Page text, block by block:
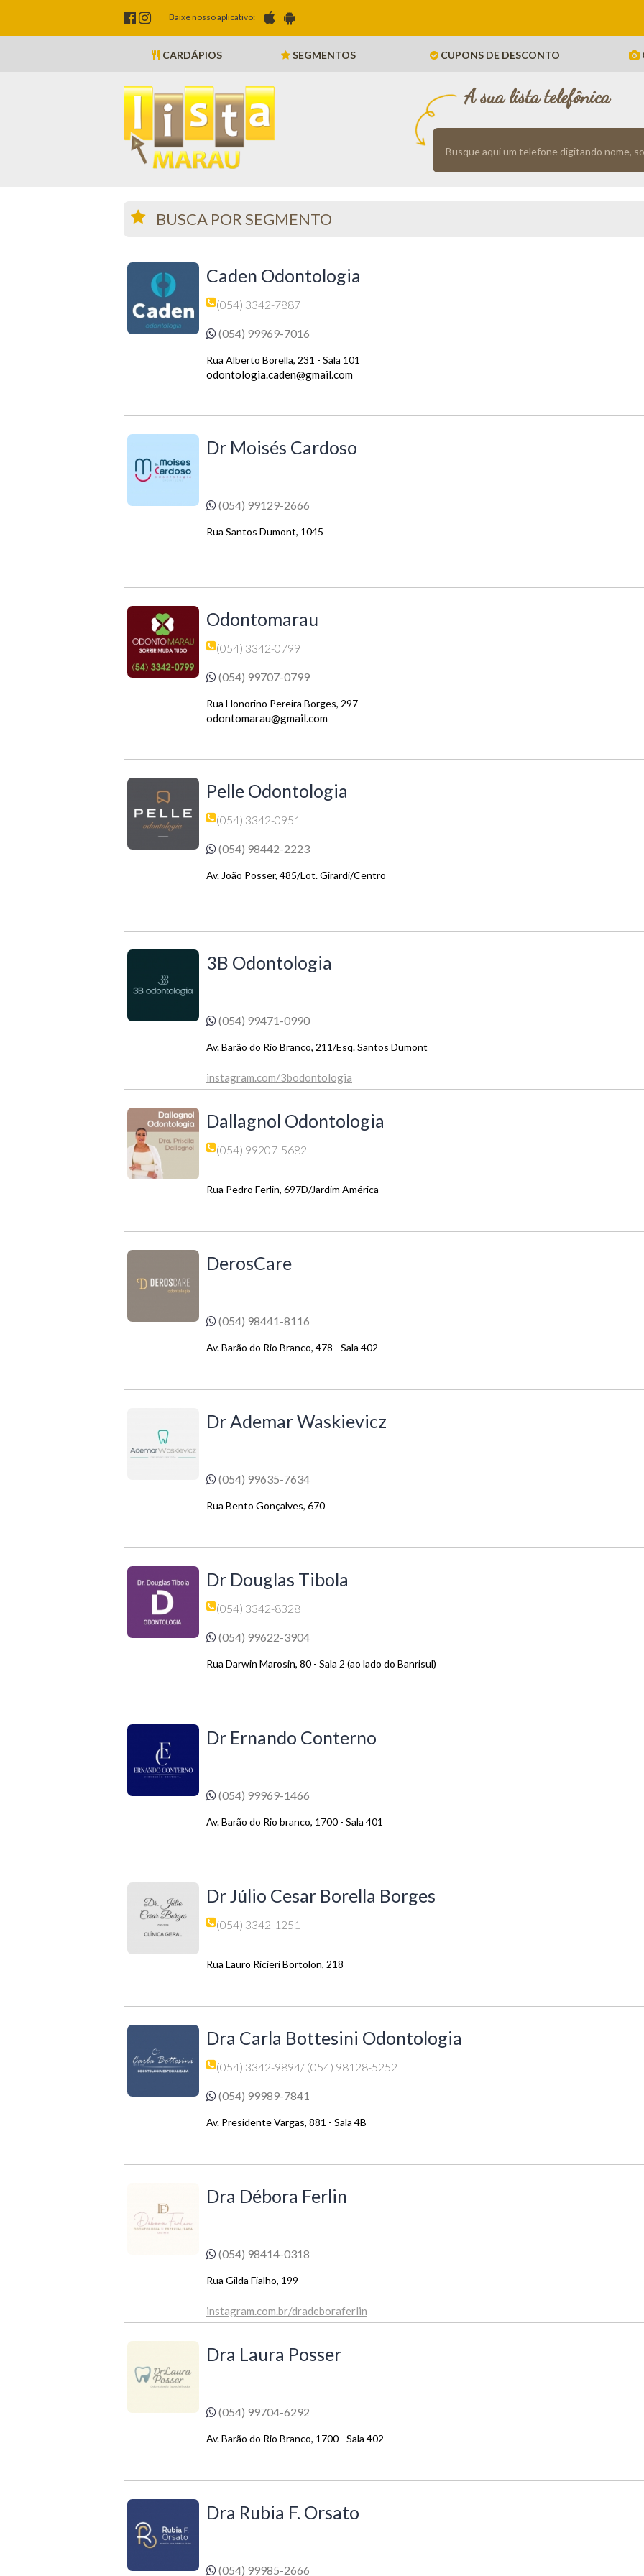
Baixe nosso aplicativo:
CARDÁPIOS SEGMENTOS CUPONS DE DESCONTO
A sua lista telefônica
BUSCA POR SEGMENTO
Caden Odontologia
(054) 3342-7887
(054) 99969-7016
Rua Alberto Borella, 231 - Sala 101
odontologia.caden@gmail.com
Dr Moisés Cardoso
(054) 99129-2666
Rua Santos Dumont, 1045
Odontomarau
(054) 3342-0799
(054) 99707-0799
Rua Honorino Pereira Borges, 297
odontomarau@gmail.com
Pelle Odontologia
(054) 3342-0951
(054) 98442-2223
Av. João Posser, 485/Lot. Girardi/Centro
3B Odontologia
(054) 99471-0990
Av. Barão do Rio Branco, 211/Esq. Santos Dumont
instagram.com/3bodontologia
Dallagnol Odontologia
(054) 99207-5682
Rua Pedro Ferlin, 697D/Jardim América
DerosCare
(054) 98441-8116
Av. Barão do Rio Branco, 478 - Sala 402
Dr Ademar Waskievicz
(054) 99635-7634
Rua Bento Gonçalves, 670
Dr Douglas Tibola
(054) 3342-8328
(054) 99622-3904
Rua Darwin Marosin, 80 - Sala 2 (ao lado do Banrisul)
Dr Ernando Conterno
(054) 99969-1466
Av. Barão do Rio branco, 1700 - Sala 401
Dr Júlio Cesar Borella Borges
(054) 3342-1251
Rua Lauro Ricieri Bortolon, 218
Dra Carla Bottesini Odontologia
(054) 3342-9894/ (054) 98128-5252
(054) 99989-7841
Av. Presidente Vargas, 881 - Sala 4B
Dra Débora Ferlin
(054) 98414-0318
Rua Gilda Fialho, 199
instagram.com.br/dradeboraferlin
Dra Laura Posser
(054) 99704-6292
Av. Barão do Rio Branco, 1700 - Sala 402
Dra Rubia F. Orsato
(054) 99985-2666